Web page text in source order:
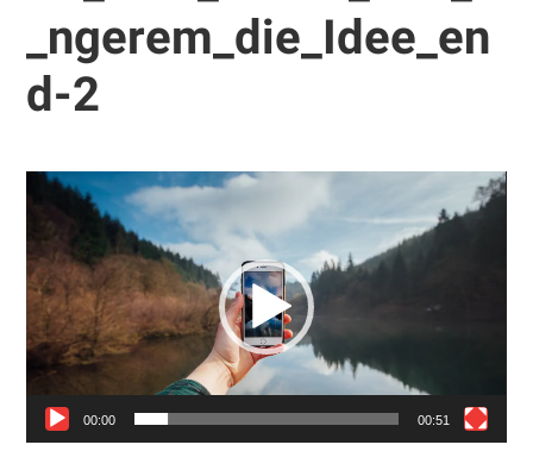
_ngerem_die_Idee_en
d-2
Video-
Player
00:00 00:51